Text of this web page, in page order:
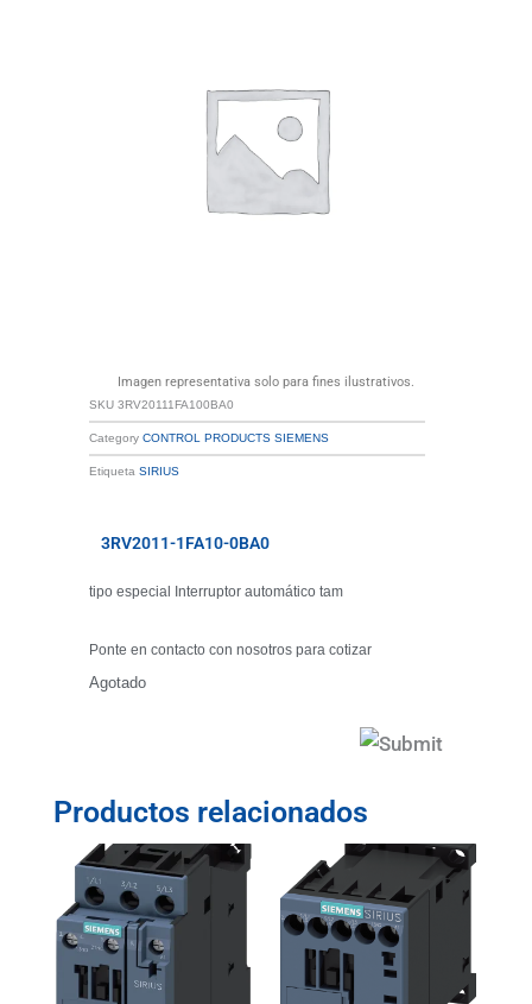
Imagen representativa solo para fines ilustrativos.
SKU 3RV20111FA100BA0
Category CONTROL PRODUCTS SIEMENS
Etiqueta SIRIUS
3RV2011-1FA10-0BA0
tipo especial Interruptor automático tam
Ponte en contacto con nosotros para cotizar
Agotado
Productos relacionados